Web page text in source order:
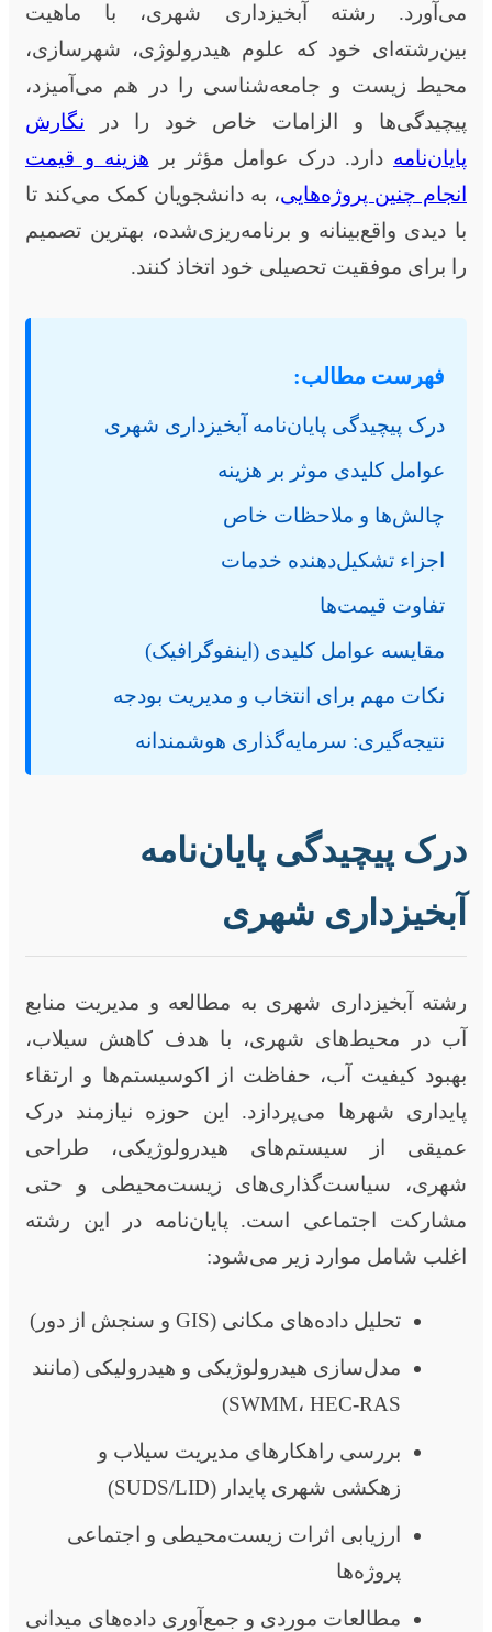
می‌آورد. رشته آبخیزداری شهری، با ماهیت
بین‌رشته‌ای خود که علوم هیدرولوژی، شهرسازی،
محیط زیست و جامعه‌شناسی را در هم می‌آمیزد،
پیچیدگی‌ها و الزامات خاص خود را در نگارش
پایان‌نامه دارد. درک عوامل مؤثر بر هزینه و قیمت
انجام چنین پروژه‌هایی، به دانشجویان کمک می‌کند تا
با دیدی واقع‌بینانه و برنامه‌ریزی‌شده، بهترین تصمیم
را برای موفقیت تحصیلی خود اتخاذ کنند.
فهرست مطالب:
درک پیچیدگی پایان‌نامه آبخیزداری شهری
عوامل کلیدی موثر بر هزینه
چالش‌ها و ملاحظات خاص
اجزاء تشکیل‌دهنده خدمات
تفاوت قیمت‌ها
مقایسه عوامل کلیدی (اینفوگرافیک)
نکات مهم برای انتخاب و مدیریت بودجه
نتیجه‌گیری: سرمایه‌گذاری هوشمندانه
درک پیچیدگی پایان‌نامه
آبخیزداری شهری
رشته آبخیزداری شهری به مطالعه و مدیریت منابع
آب در محیط‌های شهری، با هدف کاهش سیلاب،
بهبود کیفیت آب، حفاظت از اکوسیستم‌ها و ارتقاء
پایداری شهرها می‌پردازد. این حوزه نیازمند درک
عمیقی از سیستم‌های هیدرولوژیکی، طراحی
شهری، سیاست‌گذاری‌های زیست‌محیطی و حتی
مشارکت اجتماعی است. پایان‌نامه در این رشته
اغلب شامل موارد زیر می‌شود:
تحلیل داده‌های مکانی (GIS و سنجش از دور)
مدل‌سازی هیدرولوژیکی و هیدرولیکی (مانند
SWMM، HEC-RAS)
بررسی راهکارهای مدیریت سیلاب و
زهکشی شهری پایدار (SUDS/LID)
ارزیابی اثرات زیست‌محیطی و اجتماعی
پروژه‌ها
مطالعات موردی و جمع‌آوری داده‌های میدانی